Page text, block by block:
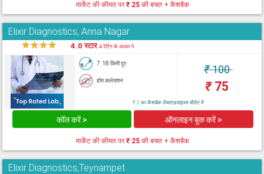
मार्केट की कीमत पर₹ 25 की बचत + कैशबैक
Elixir Diagnostics, Anna Nagar
★★★★ 4.0 स्टार4 रेटिंग के आधार पे
7.18 किमी दूर
होम कलेक्शन
₹100
₹75
₹ 2 का कैशबैक लैब्सएडवाइजर वॉलेट में
कॉल करें > ऑनलाइन बुक करें >
मार्केट की कीमत पर₹ 25 की बचत + कैशबैक
Elixir Diagnostics,Teynampet